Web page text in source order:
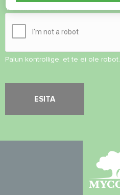
Turvalisuse kontroll*
Palun kontrollige, et te ei ole robot.